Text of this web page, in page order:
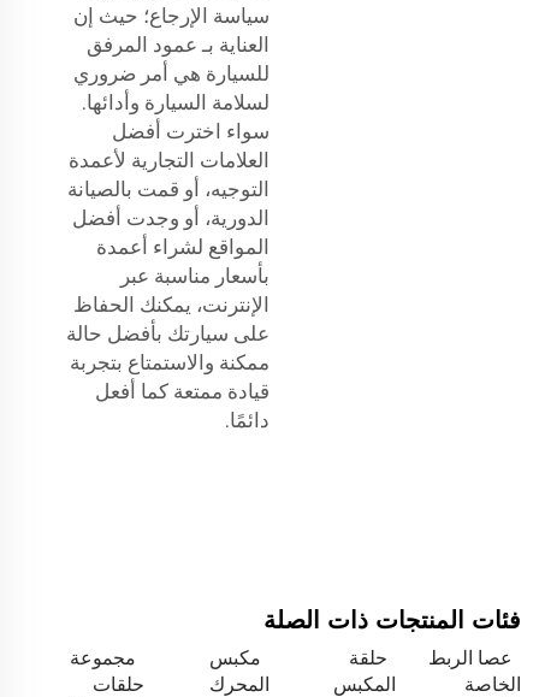
سياسة الإرجاع؛ حيث إن
العناية بـ عمود المرفق
للسيارة هي أمر ضروري
لسلامة السيارة وأدائها.
سواء اخترت أفضل
العلامات التجارية لأعمدة
التوجيه، أو قمت بالصيانة
الدورية، أو وجدت أفضل
المواقع لشراء أعمدة
بأسعار مناسبة عبر
الإنترنت، يمكنك الحفاظ
على سيارتك بأفضل حالة
ممكنة والاستمتاع بتجربة
قيادة ممتعة كما أفعل
دائمًا.
فئات المنتجات ذات الصلة
عصا الربط
الخاصة
حلقة
المكبس
مكبس
المحرك
مجموعة
حلقات